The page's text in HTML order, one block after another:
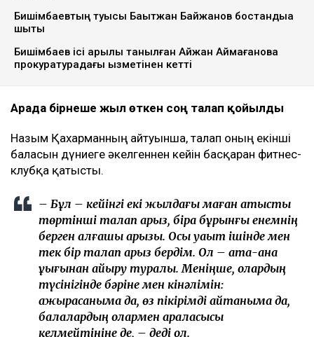
Бишімбаевтың туысы Бақытжан Байжанов бостандыққа
шықты
Бишімбаев ісі арқылы танылған Айжан Аймағанова
прокуратурадағы қызметінен кетті
Арада бірнеше жыл өткен соң талап қойылды
Назым Қахарманның айтуынша, талап оның екінші
баласын дүниеге әкелгеннен кейін басқарған фитнес-
клубқа қатысты.
– Бұл – кейінгі екі жылдағы маған қатысты
төртінші талап арыз, бірақ бұрынғы енемнің
берген алғашқы арызы. Осы уақыт ішінде мен
тек бір талап арыз бердім. Ол – ата-ана
құқығынан айыру туралы. Меніңше, олардың
түсінігінде бәріне мен кінәлімін:
ажырасқаныма да, өз пікірімді айтқаныма да,
балалардың олармен араласқысы
келмейтініне де, – деді ол.